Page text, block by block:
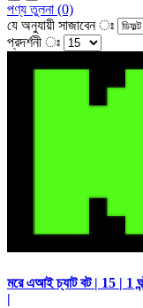
পণ্য তুলনা (0)
যে অনুযায়ী সাজাবেন ঃ
প্রদর্শনী ঃ
মরে এআই চ্যাট বট | 15 | 1
|